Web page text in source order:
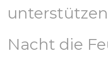
Nacht die